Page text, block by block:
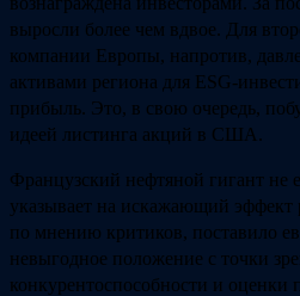
выросли более чем вдвое. Для
компании Европы, напротив,
активами региона для ESG-
прибыль. Это, в свою очередь,
идеей листинга акций в США.
Французский нефтяной гигант не
указывает на искажающий эффект
по мнению критиков, поставило
невыгодное положение с точки
конкурентоспособности и оценки